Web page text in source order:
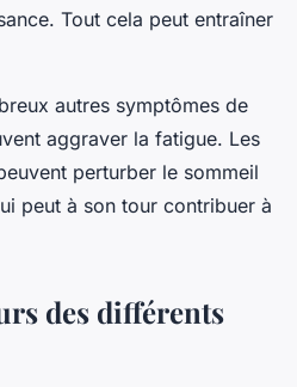
Tout cela peut entraîner
autres symptômes de
aggraver la fatigue. Les
perturber le sommeil
peut à son tour contribuer à
des différents